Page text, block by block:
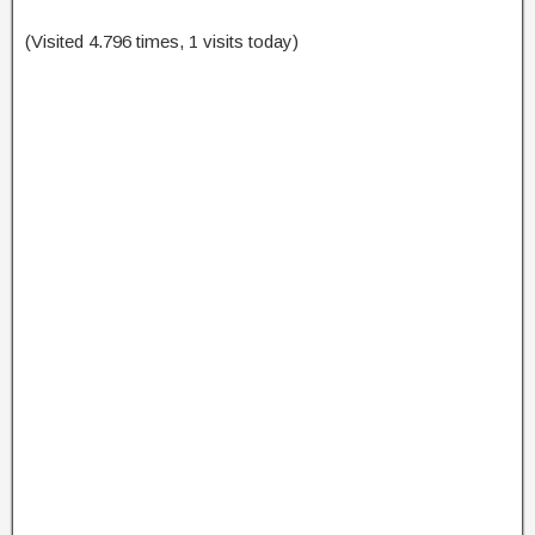
(Visited 4.796 times, 1 visits today)